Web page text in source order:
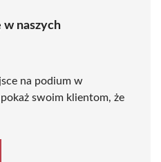
w naszych
na podium w
swoim klientom, że